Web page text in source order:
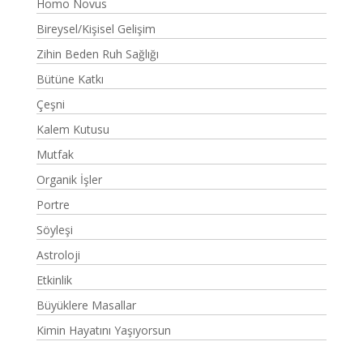
Homo Novus
Bireysel/Kişisel Gelişim
Zihin Beden Ruh Sağlığı
Bütüne Katkı
Çeşni
Kalem Kutusu
Mutfak
Organik İşler
Portre
Söyleşi
Astroloji
Etkinlik
Büyüklere Masallar
Kimin Hayatını Yaşıyorsun